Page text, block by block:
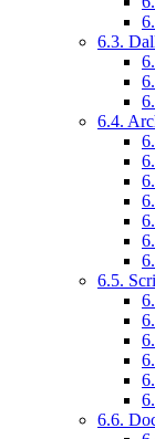
6.3.
6.4.
6.5.
6.6.